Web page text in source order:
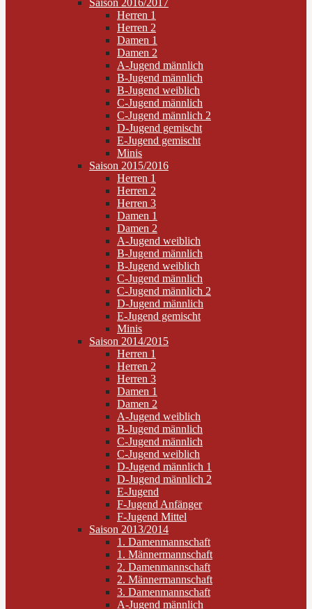
Saison 2016/2017
Herren 1
Herren 2
Damen 1
Damen 2
A-Jugend männlich
B-Jugend männlich
B-Jugend weiblich
C-Jugend männlich
C-Jugend männlich 2
D-Jugend gemischt
E-Jugend gemischt
Minis
Saison 2015/2016
Herren 1
Herren 2
Herren 3
Damen 1
Damen 2
A-Jugend weiblich
B-Jugend männlich
B-Jugend weiblich
C-Jugend männlich
C-Jugend männlich 2
D-Jugend männlich
E-Jugend gemischt
Minis
Saison 2014/2015
Herren 1
Herren 2
Herren 3
Damen 1
Damen 2
A-Jugend weiblich
B-Jugend männlich
C-Jugend männlich
C-Jugend weiblich
D-Jugend männlich 1
D-Jugend männlich 2
E-Jugend
F-Jugend Anfänger
F-Jugend Mittel
Saison 2013/2014
1. Damenmannschaft
1. Männermannschaft
2. Damenmannschaft
2. Männermannschaft
3. Damenmannschaft
A-Jugend männlich